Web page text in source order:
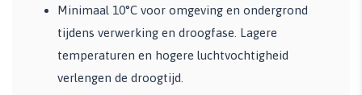
Minimaal 10°C voor omgeving en ondergrond
tijdens verwerking en droogfase. Lagere
temperaturen en hogere luchtvochtigheid
verlengen de droogtijd.